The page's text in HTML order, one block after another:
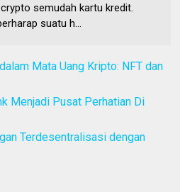
semudah kartu kredit.
suatu h...
Mata Uang Kripto: NFT dan
Menjadi Pusat Perhatian Di
Terdesentralisasi dengan